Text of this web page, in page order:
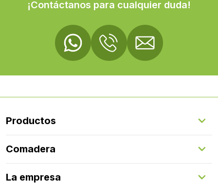
¡Contáctanos para cualquier duda!
Productos
Suelos Exteriores
Revestimientos Exteriores
Revestimientos Interiores
Comadera
Gestión de servicios
La empresa